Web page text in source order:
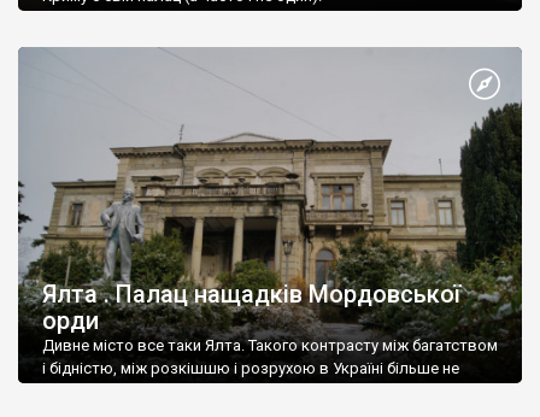
Ялта . Палац нащадків Мордовської
орди
Дивне місто все таки Ялта. Такого контрасту між багатством
і бідністю, між розкішшю і розрухою в Україні більше не